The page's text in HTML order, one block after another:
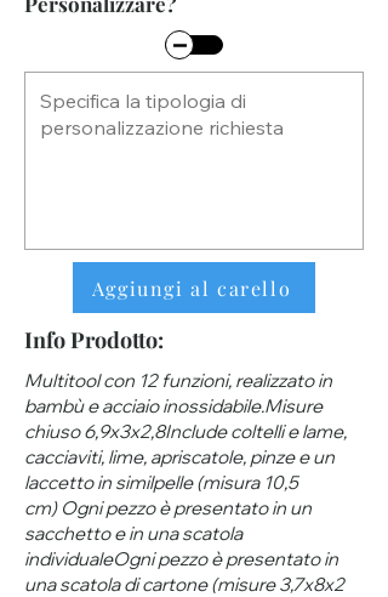
Aggiungi al carello
Info Prodotto:
Multitool con 12 funzioni, realizzato in
bambù e acciaio inossidabile.Misure
chiuso 6,9x3x2,8Include coltelli e lame,
cacciaviti, lime, apriscatole, pinze e un
laccetto in similpelle (misura 10,5
cm) Ogni pezzo è presentato in un
sacchetto e in una scatola
individualeOgni pezzo è presentato in
una scatola di cartone (misure 3,7x8x2